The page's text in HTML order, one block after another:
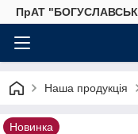
ПрАТ
Наша продукція
Новинка